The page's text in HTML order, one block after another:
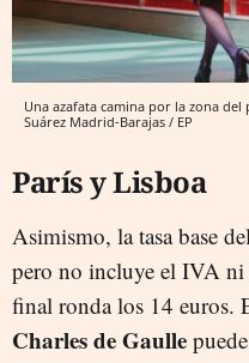
Una azafata camina por la zona
Suárez Madrid-Barajas / EP
París y Lisboa
Asimismo, la tasa base del
pero no incluye el IVA ni
final ronda los 14 euros.
Charles de Gaulle